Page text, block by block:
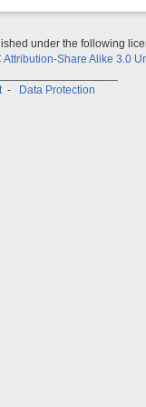
under the following
Share Alike 3.0
- Data Protection